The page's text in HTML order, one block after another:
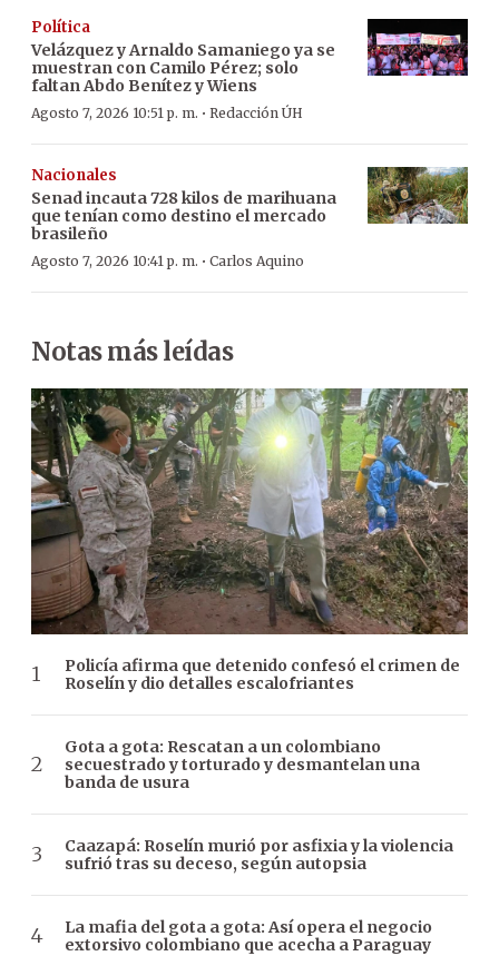
Política
Velázquez y Arnaldo Samaniego ya se
muestran con Camilo Pérez; solo
faltan Abdo Benítez y Wiens
Agosto 7, 2026 10:51 p. m. · Redacción ÚH
Nacionales
Senad incauta 728 kilos de marihuana
que tenían como destino el mercado
brasileño
Agosto 7, 2026 10:41 p. m. · Carlos Aquino
Notas más leídas
Policía afirma que detenido confesó el crimen de
Roselín y dio detalles escalofriantes
Gota a gota: Rescatan a un colombiano
secuestrado y torturado y desmantelan una
banda de usura
Caazapá: Roselín murió por asfixia y la violencia
sufrió tras su deceso, según autopsia
La mafia del gota a gota: Así opera el negocio
extorsivo colombiano que acecha a Paraguay